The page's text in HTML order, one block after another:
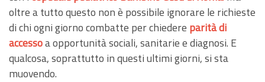
oltre a tutto questo non è possibile ignorare le richieste
di chi ogni giorno combatte per chiedere parità di
accessoa opportunità sociali, sanitarie e diagnosi. E
qualcosa, soprattutto in questi ultimi giorni, si sta
muovendo.